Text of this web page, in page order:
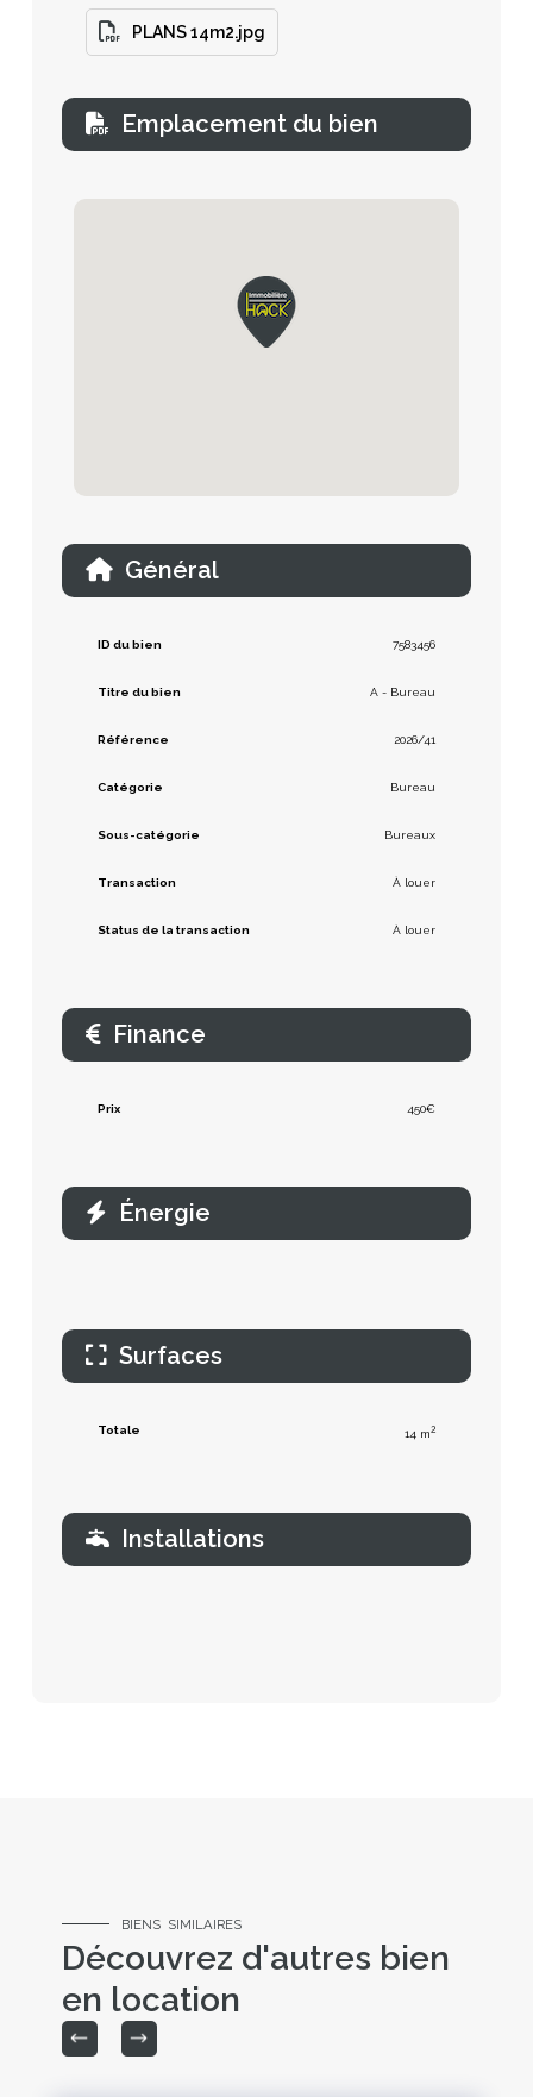
PLANS 14m2.jpg
Emplacement du bien
Général
ID du bien 7583456
Titre du bien A - Bureau
Référence 2026/41
Catégorie Bureau
Sous-catégorie Bureaux
Transaction À louer
Status de la transaction À louer
Finance
Prix 450€
Énergie
Surfaces
Totale 14 m2
Installations
BIENS SIMILAIRES
Découvrez d'autres bien
en location